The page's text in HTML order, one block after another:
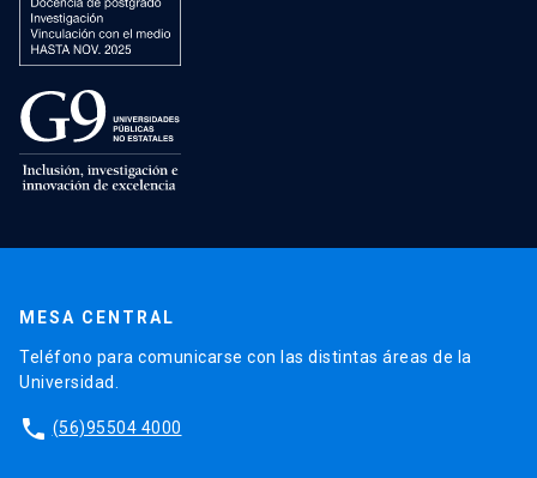
MESA CENTRAL
Teléfono para comunicarse con las distintas áreas de la
Universidad.
phone (56)95504 4000